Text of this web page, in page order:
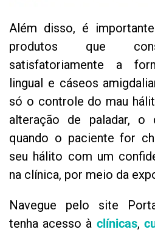
Além disso, é
produtos que
satisfatoriamente a
lingual e cáseos
só o controle do mau
alteração de paladar, o
quando o paciente for
seu hálito com um
na clínica, por meio da
Navegue pelo site
tenha acesso à clínicas,